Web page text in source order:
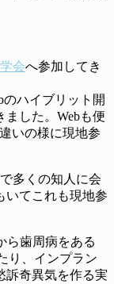
会へ参加してき
ハイブリット開
した。Webも便
いの様に現地参
多くの知人に会
いてこれも現地参
ら歯周病をある
り、インプラン
訴奇異気を作る実